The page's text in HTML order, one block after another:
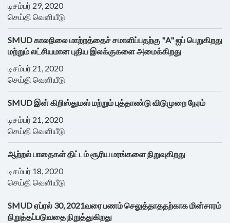
டிசம்பர் 29, 2020
செய்தி வெளியீடு
SMUD காலநிலை மாற்றத்தைச் சமாளிப்பதற்கு "A" ஐப் பெறுகிறது
மற்றும் லட்சியமான புதிய இலக்குகளை அமைக்கிறது
டிசம்பர் 21, 2020
செய்தி வெளியீடு
SMUD இன் கிறிஸ்துமஸ் மற்றும் புத்தாண்டு விடுமுறை நேரம்
டிசம்பர் 21, 2020
செய்தி வெளியீடு
ஆற்றல் பாதைகள் திட்டம் சூரிய மரங்களை நிறுவுகிறது
டிசம்பர் 18, 2020
செய்தி வெளியீடு
SMUD ஏப்ரல் 30, 2021வரை பணம் செலுத்தாததற்காக மின்சாரம்
நிறுத்தப்படுவதை நிறுத்துகிறது